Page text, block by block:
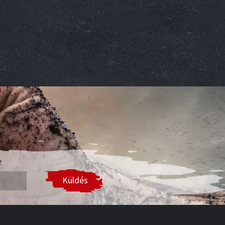
Küldés